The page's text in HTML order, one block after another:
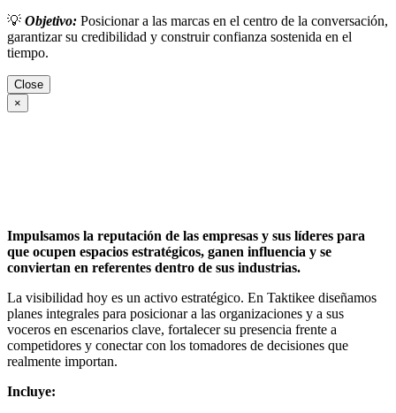
💡 Objetivo: Posicionar a las marcas en el centro de la conversación,
garantizar su credibilidad y construir confianza sostenida en el
tiempo.
Close
×
Impulsamos la reputación de las empresas y sus líderes para
que ocupen espacios estratégicos, ganen influencia y se
conviertan en referentes dentro de sus industrias.
La visibilidad hoy es un activo estratégico. En Taktikee diseñamos
planes integrales para posicionar a las organizaciones y a sus
voceros en escenarios clave, fortalecer su presencia frente a
competidores y conectar con los tomadores de decisiones que
realmente importan.
Incluye: